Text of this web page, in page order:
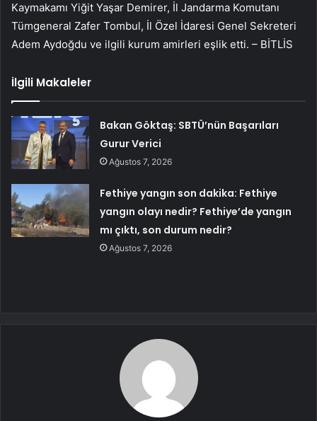
Kaymakamı Yiğit Yaşar Demirer, İl Jandarma Komutanı
Tümgeneral Zafer Tombul, İl Özel İdaresi Genel Sekreteri
Adem Aydoğdu ve ilgili kurum amirleri eşlik etti. – BİTLİS
İlgili Makaleler
Bakan Göktaş: SBTÜ’nün Başarıları
Gurur Verici
Ağustos 7, 2026
Fethiye yangın son dakika: Fethiye
yangın olayı nedir? Fethiye’de yangın
mı çıktı, son durum nedir?
Ağustos 7, 2026